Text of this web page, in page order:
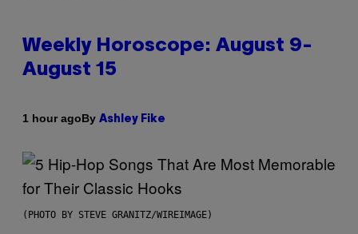
Weekly Horoscope: August 9-
August 15
1 hour agoBy Ashley Fike
(PHOTO BY STEVE GRANITZ/WIREIMAGE)